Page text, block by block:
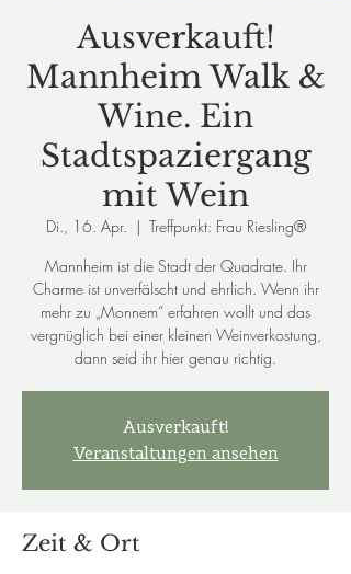
Ausverkauft!
Mannheim Walk &
Wine. Ein
Stadtspaziergang
mit Wein
Di., 16. Apr.
  |
Treffpunkt: Frau Riesling®
Mannheim ist die Stadt der Quadrate. Ihr
Charme ist unverfälscht und ehrlich. Wenn ihr
mehr zu „Monnem“ erfahren wollt und das
vergnüglich bei einer kleinen Weinverkostung,
dann seid ihr hier genau richtig.
Ausverkauft!
Veranstaltungen ansehen
Zeit & Ort